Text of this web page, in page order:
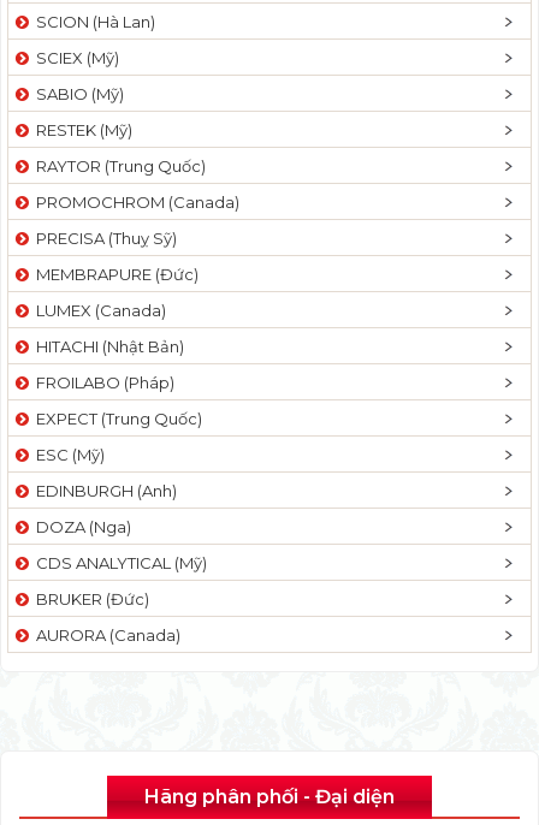
SCION (Hà Lan)
SCIEX (Mỹ)
SABIO (Mỹ)
RESTEK (Mỹ)
RAYTOR (Trung Quốc)
PROMOCHROM (Canada)
PRECISA (Thuỵ Sỹ)
MEMBRAPURE (Đức)
LUMEX (Canada)
HITACHI (Nhật Bản)
FROILABO (Pháp)
EXPECT (Trung Quốc)
ESC (Mỹ)
EDINBURGH (Anh)
DOZA (Nga)
CDS ANALYTICAL (Mỹ)
BRUKER (Đức)
AURORA (Canada)
Hãng phân phối - Đại diện